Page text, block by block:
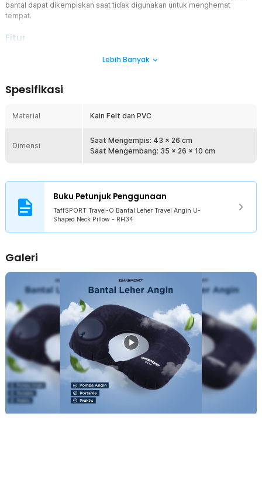
bantal dapat dikempiskan saat tidak digunakan untuk menghemat
tempat.
Fitur
Bangun Tidur Tanpa Pegal
Bentuk U membuat seluruh bagian leher tertopang sempurna.
Tidur dengan rasa nyaman dengan dukungan bantal yang
perjalanan.
dibekali mekanisme yang mampu mengisi angin sendiri hanya
dengan menekan pompa bulat di salah satu sisinya.
Lipat Lebih Hemat Ruang
Ukurannya saat terlipat hanya sebesar telapak tangan.
Masukkan ke dalam tas tanpa menghabiskan ruang.
Penggunaan Anti Ribet
Buka bantal yang terlipat, lalu buka penutup pompa. Tekan-
tekan beberapa saat hingga penuh. Anda pun bisa
menggunakan bantal travel ergonomis untuk tidur dalam waktu
singkat.
Kelengkapan Produk
Rincian yang Anda dapatkan untuk pembelian produk ini:
1 x TaffSPORT Travel-O Bantal Leher Travel Angin U-Shaped
Neck Pillow - RH34
Lebih Banyak
Spesifikasi
Material Kain Felt dan PVC
Dimensi
Saat Mengempis: 43 x 26 cm
Saat Mengembang: 35 x 26 x 10 cm
Buku Petunjuk Penggunaan
TaffSPORT Travel-O Bantal Leher Travel Angin U-
Shaped Neck Pillow - RH34
Galeri